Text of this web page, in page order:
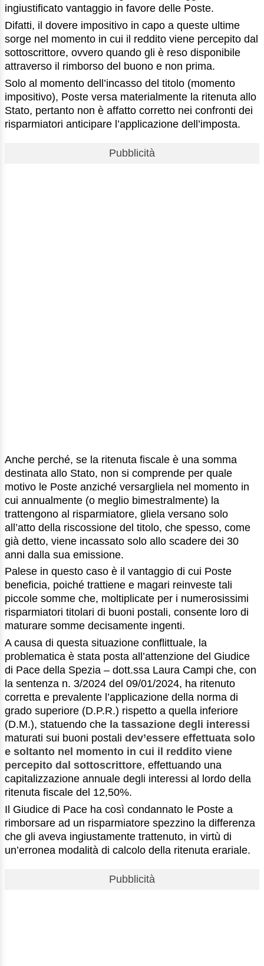
ingiustificato vantaggio in favore delle Poste.
Difatti, il dovere impositivo in capo a queste ultime
sorge nel momento in cui il reddito viene percepito dal
sottoscrittore, ovvero quando gli è reso disponibile
attraverso il rimborso del buono e non prima.
Solo al momento dell’incasso del titolo (momento
impositivo), Poste versa materialmente la ritenuta allo
Stato, pertanto non è affatto corretto nei confronti dei
risparmiatori anticipare l’applicazione dell’imposta.
Pubblicità
Anche perché, se la ritenuta fiscale è una somma
destinata allo Stato, non si comprende per quale
motivo le Poste anziché versargliela nel momento in
cui annualmente (o meglio bimestralmente) la
trattengono al risparmiatore, gliela versano solo
all’atto della riscossione del titolo, che spesso, come
già detto, viene incassato solo allo scadere dei 30
anni dalla sua emissione.
Palese in questo caso è il vantaggio di cui Poste
beneficia, poiché trattiene e magari reinveste tali
piccole somme che, moltiplicate per i numerosissimi
risparmiatori titolari di buoni postali, consente loro di
maturare somme decisamente ingenti.
A causa di questa situazione conflittuale, la
problematica è stata posta all’attenzione del Giudice
di Pace della Spezia – dott.ssa Laura Campi che, con
la sentenza n. 3/2024 del 09/01/2024, ha ritenuto
corretta e prevalente l’applicazione della norma di
grado superiore (D.P.R.) rispetto a quella inferiore
(D.M.), statuendo che la tassazione degli interessi
maturati sui buoni postali dev’essere effettuata solo
e soltanto nel momento in cui il reddito viene
percepito dal sottoscrittore, effettuando una
capitalizzazione annuale degli interessi al lordo della
ritenuta fiscale del 12,50%.
Il Giudice di Pace ha così condannato le Poste a
rimborsare ad un risparmiatore spezzino la differenza
che gli aveva ingiustamente trattenuto, in virtù di
un’erronea modalità di calcolo della ritenuta erariale.
Pubblicità